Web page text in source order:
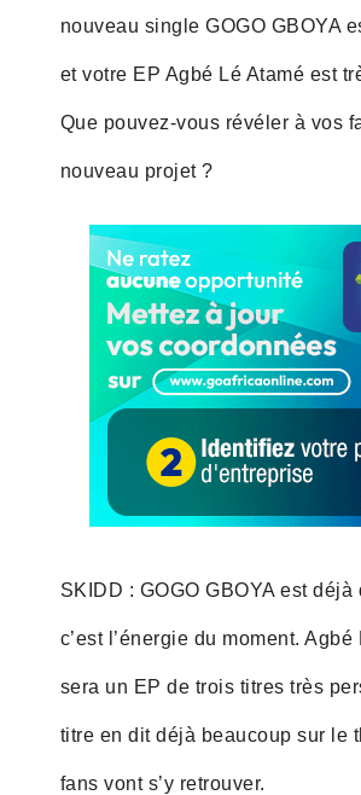
nouveau single GOGO GBOYA
et votre EP Agbé Lé Atamé est
Que pouvez-vous révéler à vos
nouveau projet ?
SKIDD : GOGO GBOYA est
c’est l’énergie du moment. Agbé
sera un EP de trois titres très
titre en dit déjà beaucoup sur le
fans vont s’y retrouver.